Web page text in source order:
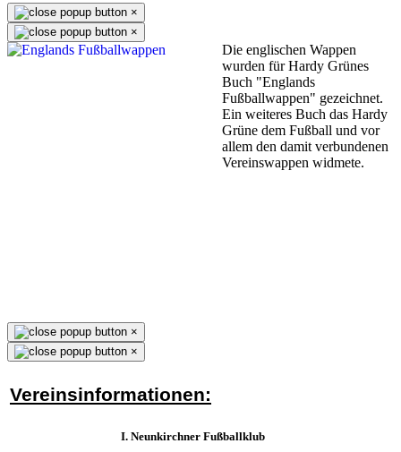
×
×
Die englischen Wappen
wurden für Hardy Grünes
Buch "Englands
Fußballwappen" gezeichnet.
Ein weiteres Buch das Hardy
Grüne dem Fußball und vor
allem den damit verbundenen
Vereinswappen widmete.
×
×
Vereinsinformationen:
I. Neunkirchner Fußballklub